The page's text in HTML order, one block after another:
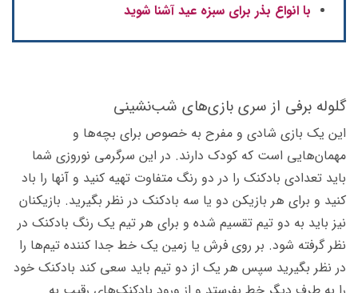
با انواع بذر برای سبزه عید آشنا شوید
گلوله برفی از سری بازی‌های شب‌نشینی
این یک بازی شادی و مفرح به خصوص برای بچه‌ها و
مهمان‌هایی است که کودک دارند. در این سرگرمی نوروزی شما
باید تعدادی بادکنک را در دو رنگ متفاوت تهیه کنید و آنها را باد
کنید و برای هر بازیکن دو یا سه بادکنک در نظر بگیرید. بازیکنان
نیز باید به دو تیم تقسیم شده و برای هر تیم یک رنگ بادکنک در
نظر گرفته شود. بر روی فرش یا زمین یک خط جدا کننده تیم‌ها را
در نظر بگیرید سپس هر یک از دو تیم باید سعی کند بادکنک خود